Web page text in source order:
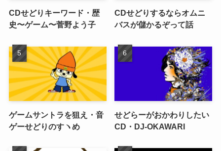
CDせどりキーワード・歴
史〜ゲーム〜菅野よう子
CDせどりするならオムニ
バスが儲かるぞって話
ゲームサントラを狙え・音
ゲーせどりのすヽめ
せどらーがおかわりしたい
CD・DJ-OKAWARI